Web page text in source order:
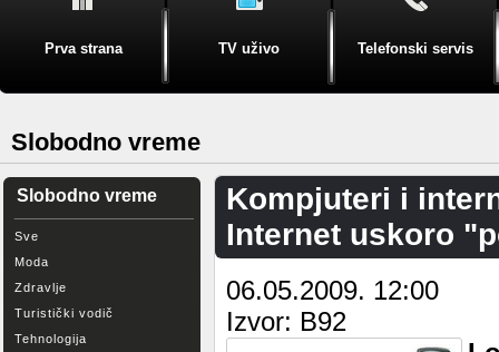
Prva strana TV uživo Telefonski servis
Slobodno vreme
Slobodno vreme
Sve
Moda
Zdravlje
Turistički vodič
Tehnologija
Kompjuteri i
Internet uskoro
06.05.2009. 12:00
Izvor: B92